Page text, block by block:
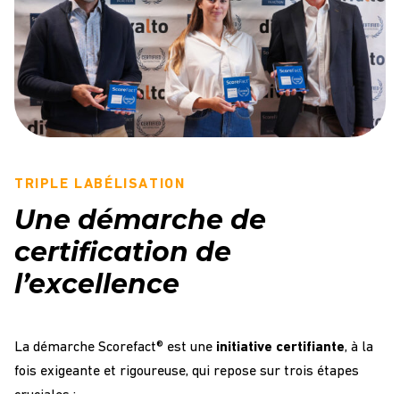
TRIPLE LABÉLISATION
Une démarche de
certification de
l’excellence
La démarche Scorefact® est une initiative certifiante, à la
fois exigeante et rigoureuse, qui repose sur trois étapes